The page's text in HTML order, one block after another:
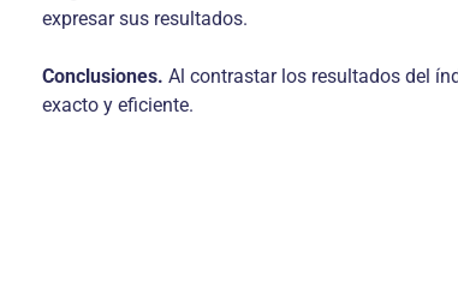
expresar sus resultados.
Conclusiones. Al contrastar los resultados del
exacto y eficiente.